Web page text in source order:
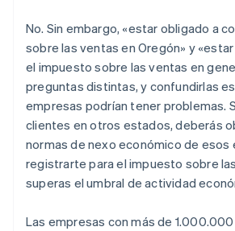
No. Sin embargo, «estar obligado a
sobre las ventas en Oregón» y
el impuesto sobre las ventas en
preguntas distintas, y confundirlas
empresas podrían tener problemas.
clientes en otros estados, deberás
normas de nexo económico de esos
registrarte para el impuesto sobre
superas el umbral de actividad
Las empresas con más de